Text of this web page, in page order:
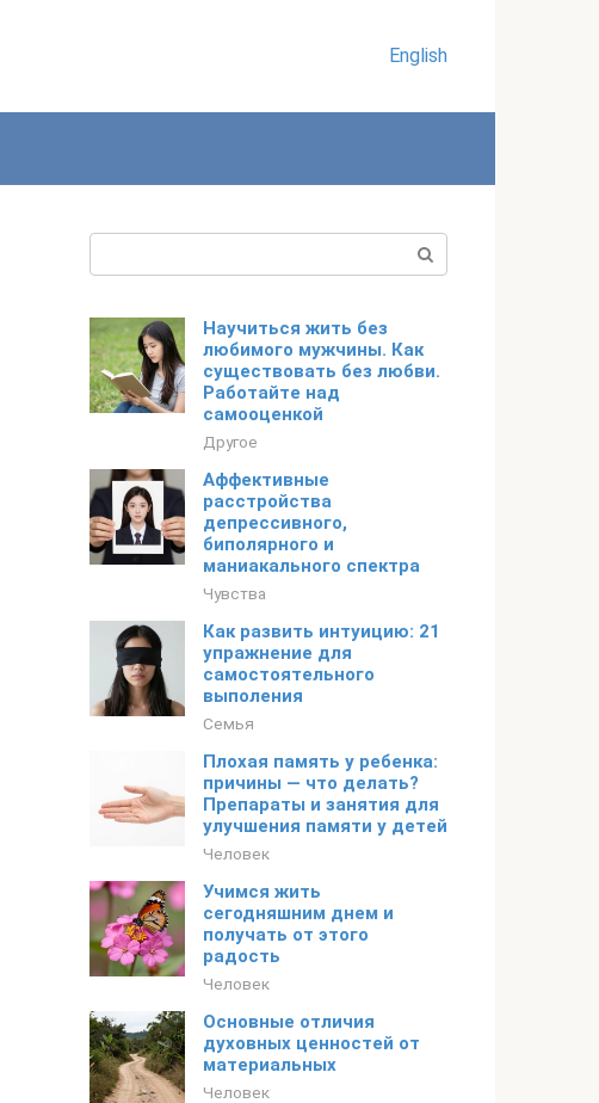
English
Научиться жить без
любимого мужчины. Как
существовать без любви.
Работайте над
самооценкой
Другое
Аффективные
расстройства
депрессивного,
биполярного и
маниакального спектра
Чувства
Как развить интуицию: 21
упражнение для
самостоятельного
выполения
Семья
Плохая память у ребенка:
причины — что делать?
Препараты и занятия для
улучшения памяти у детей
Человек
Учимся жить
сегодняшним днем и
получать от этого
радость
Человек
Основные отличия
духовных ценностей от
материальных
Человек